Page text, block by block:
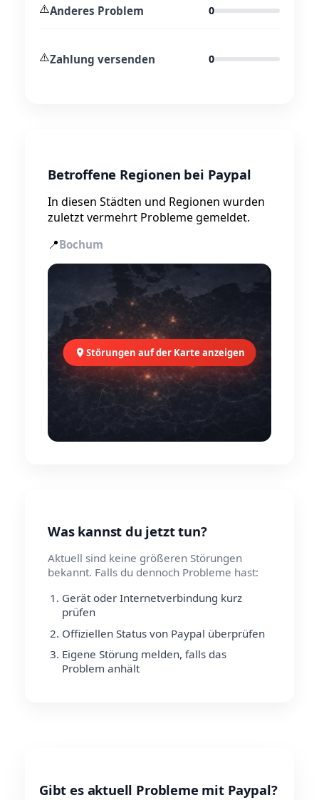
⚠️Anderes Problem 0
⚠️Zahlung versenden 0
Betroffene Regionen bei Paypal
In diesen Städten und Regionen wurden
zuletzt vermehrt Probleme gemeldet.
📍Bochum
Störungen auf der Karte anzeigen
Was kannst du jetzt tun?
Aktuell sind keine größeren Störungen
bekannt. Falls du dennoch Probleme hast:
Gerät oder Internetverbindung kurz
prüfen
Offiziellen Status von Paypal überprüfen
Eigene Störung melden, falls das
Problem anhält
Gibt es aktuell Probleme mit Paypal?